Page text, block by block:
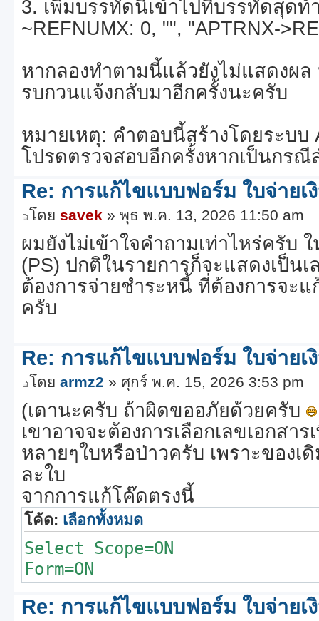
3. เพิ่มบรรทัดนี้เข้าไปที่บรรทัดสุด
~REFNUMX: 0, "", "APTRNX-
หากลองทำตามนี้แล้วยังไม่แสดงผ
รบกวนแจ้งกลับมาอีกครั้งนะครับ
หมายเหตุ: คำตอบนี้สร้างโดยระบบ
โปรดตรวจสอบอีกครั้งหากเป็นกร
Re: การแก้ไขแบบฟอร์ม ใบจ่ายเ
โดย savek » พุธ พ.ค. 13, 2026 11:50 am
ผมยังไม่เข้าใจคำถามเท่าไหร่ครับ
(PS) ปกติในรายการก็จะแสดงเป็น
ต้องการจ่ายชำระหนี้ ที่ต้องการจะ
ครับ
Re: การแก้ไขแบบฟอร์ม ใบจ่ายเ
โดย armz2 » ศุกร์ พ.ค. 15, 2026 3:53 pm
(เดานะครับ ถ้าผิดขออภัยด้วยครับ
เขาอาจจะต้องการเลือกเลขเอกสา
หลายๆใบหรือป่าวครับ เพราะของ
ละใบ
จากการแก้โค๊ดตรงนี้
โค้ด: เลือกทั้งหมด
Select Scope=ON
Form=ON
Re: การแก้ไขแบบฟอร์ม ใบจ่ายเ